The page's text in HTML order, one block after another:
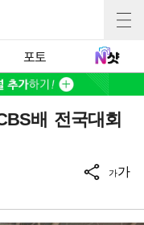
포토
배 전국대회
가가